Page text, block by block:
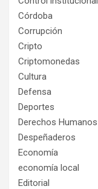
Córdoba
Corrupción
Cripto
Criptomonedas
Cultura
Defensa
Deportes
Derechos Humanos
Despeñaderos
Economía
economía local
Editorial